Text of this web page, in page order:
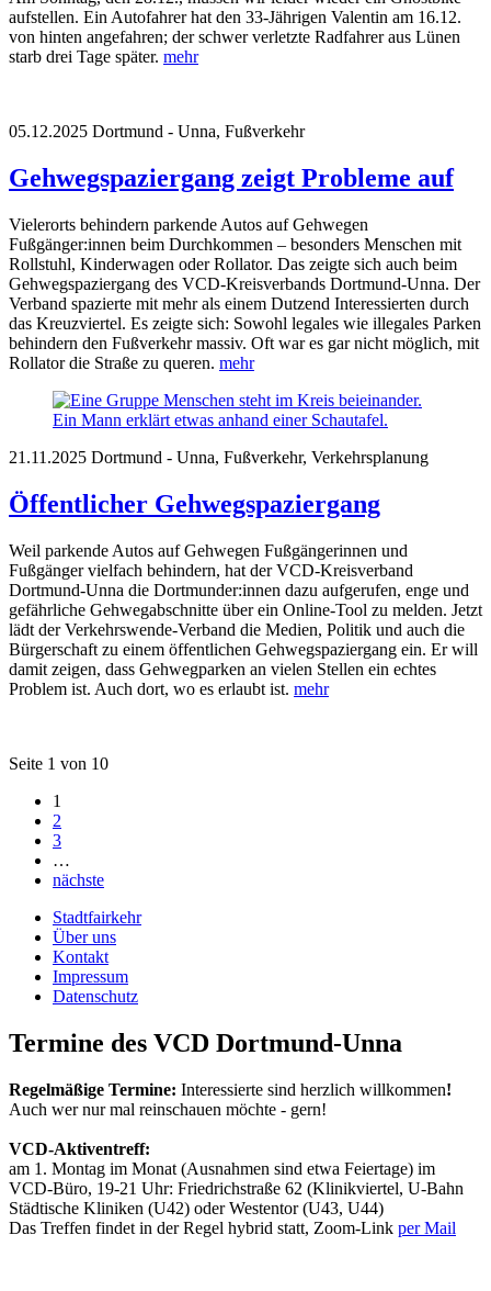
aufstellen. Ein Autofahrer hat den 33-Jährigen Valentin am 16.12.
von hinten angefahren; der schwer verletzte Radfahrer aus Lünen
starb drei Tage später. mehr
05.12.2025 Dortmund - Unna, Fußverkehr
Gehwegspaziergang zeigt Probleme auf
Vielerorts behindern parkende Autos auf Gehwegen
Fußgänger:innen beim Durchkommen – besonders Menschen mit
Rollstuhl, Kinderwagen oder Rollator. Das zeigte sich auch beim
Gehwegspaziergang des VCD-Kreisverbands Dortmund-Unna. Der
Verband spazierte mit mehr als einem Dutzend Interessierten durch
das Kreuzviertel. Es zeigte sich: Sowohl legales wie illegales Parken
behindern den Fußverkehr massiv. Oft war es gar nicht möglich, mit
Rollator die Straße zu queren. mehr
21.11.2025 Dortmund - Unna, Fußverkehr, Verkehrsplanung
Öffentlicher Gehwegspaziergang
Weil parkende Autos auf Gehwegen Fußgängerinnen und
Fußgänger vielfach behindern, hat der VCD-Kreisverband
Dortmund-Unna die Dortmunder:innen dazu aufgerufen, enge und
gefährliche Gehwegabschnitte über ein Online-Tool zu melden. Jetzt
lädt der Verkehrswende-Verband die Medien, Politik und auch die
Bürgerschaft zu einem öffentlichen Gehwegspaziergang ein. Er will
damit zeigen, dass Gehwegparken an vielen Stellen ein echtes
Problem ist. Auch dort, wo es erlaubt ist. mehr
Seite 1 von 10
1
2
3
…
nächste
Stadtfairkehr
Über uns
Kontakt
Impressum
Datenschutz
Termine des VCD Dortmund-Unna
Regelmäßige Termine: Interessierte sind herzlich willkommen!
Auch wer nur mal reinschauen möchte - gern!
VCD-Aktiventreff:
am 1. Montag im Monat (Ausnahmen sind etwa Feiertage) im
VCD-Büro, 19-21 Uhr: Friedrichstraße 62 (Klinikviertel, U-Bahn
Städtische Kliniken (U42) oder Westentor (U43, U44)
Das Treffen findet in der Regel hybrid statt, Zoom-Link per Mail